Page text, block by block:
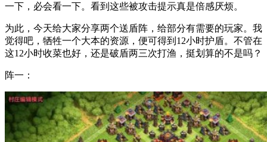
一下，必会看一下。看到这些被攻击提示真是倍感厌烦。
为此，今天给大家分享两个送盾阵，给部分有需要的玩家。我
觉得吧，牺牲一个大本的资源，便可得到12小时护盾。不管在
这12小时收菜也好，还是破盾两三次打渔，挺划算的不是吗？
阵一：